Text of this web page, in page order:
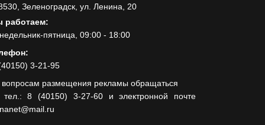
Зеленоградск, ул. Ленина, 20
работаем:
пятница, 09:00 - 18:00
3-21-95
размещения рекламы обращаться
тел.: 8 (40150) 3-27-60 и электронной почте